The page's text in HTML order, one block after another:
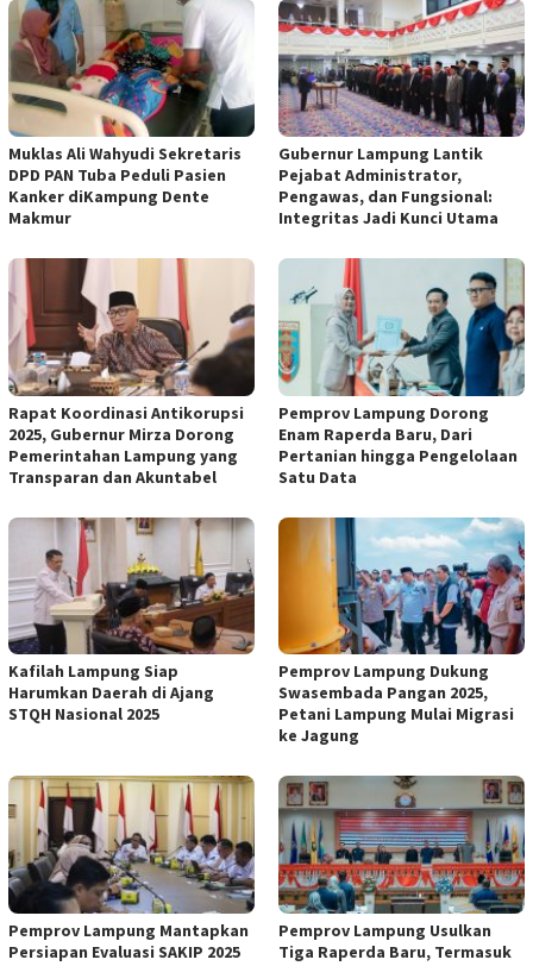
Muklas Ali Wahyudi Sekretaris
DPD PAN Tuba Peduli Pasien
Kanker diKampung Dente
Makmur
Gubernur Lampung Lantik
Pejabat Administrator,
Pengawas, dan Fungsional:
Integritas Jadi Kunci Utama
Rapat Koordinasi Antikorupsi
2025, Gubernur Mirza Dorong
Pemerintahan Lampung yang
Transparan dan Akuntabel
Pemprov Lampung Dorong
Enam Raperda Baru, Dari
Pertanian hingga Pengelolaan
Satu Data
Kafilah Lampung Siap
Harumkan Daerah di Ajang
STQH Nasional 2025
Pemprov Lampung Dukung
Swasembada Pangan 2025,
Petani Lampung Mulai Migrasi
ke Jagung
Pemprov Lampung Mantapkan
Persiapan Evaluasi SAKIP 2025
Pemprov Lampung Usulkan
Tiga Raperda Baru, Termasuk